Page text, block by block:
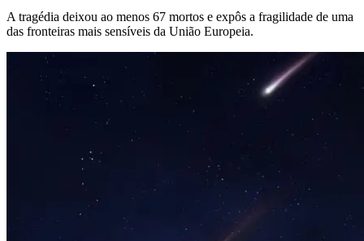
A tragédia deixou ao menos 67 mortos e expôs a fragilidade de uma
das fronteiras mais sensíveis da União Europeia.